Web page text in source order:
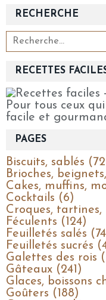
RECHERCHE
RECETTES
Pour tous ceux
facile et
PAGES
Biscuits, sablés
Brioches,
Cakes, muffins,
Cocktails (6)
Croques, tartines,
Féculents (124)
Feuilletés salés
Feuilletés sucrés
Galettes des rois
Gâteaux (241)
Glaces, boissons
Goûters (188)